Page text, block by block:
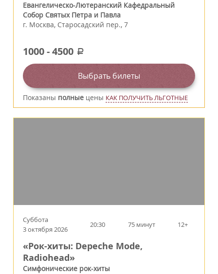
Евангелическо-Лютеранский Кафедральный
Собор Святых Петра и Павла
г. Москва, Старосадский пер., 7
1000-4500 a
Выбрать билеты
Показаны полные цены КАК ПОЛУЧИТЬ ЛЬГОТНЫЕ
Суббота
3 октября 2026
20:30 75 минут 12+
«Рок-хиты: Depeche Mode,
Radiohead»
Симфонические рок-хиты